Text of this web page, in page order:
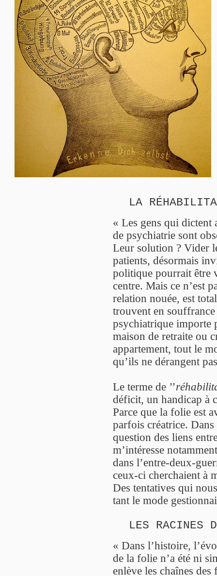
LA
« Les gens qui dictent
de psychiatrie sont
Leur solution ? Vider
patients, désormais
politique pourrait être
centre. Mais ce n’est
relation nouée, est
trouvent en
psychiatrique importe
maison de retraite ou
appartement, tout le
qu’ils ne dérangent
Le terme de ’’
déficit, un handicap à
Parce que la folie est
parfois créatrice.
question des liens
m’intéresse
dans l’entre-deux-
ceux-ci cherchaient à
Des tentatives qui
tant le mode
LES RACINES
« Dans l’histoire,
de la folie n’a été ni
enlève les chaînes